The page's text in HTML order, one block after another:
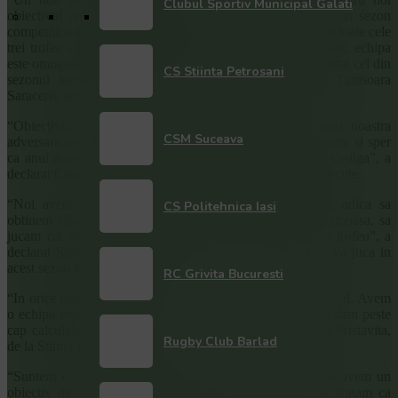
Clubul Sportiv Municipal Galati
CS Stiinta Petrosani
CSM Suceava
CS Politehnica Iasi
RC Grivita Bucuresti
Rugby Club Barlad
obiectivul ramane insa acelasi, cucerirea trofeului. Va fi un sezon
competitional interesant pentru ca ne propunem sa pastram toate cele
trei trofee castigate sezonul trecut. Avem cinci achizitii noi, echipa
este omogena si cred ca vom avea un joc chiar mai bun decat cel din
sezonul trecut”, a declarat Stelian Burcea, capitanul Timisoara
Saracens, echipa care detine trofeul.
adversara este Timisoara. Avem experienta unei finale jucate si sper
“Noi avem o echipa tanara, plecam cu ganduri mari, adica sa
jucam cat mai bine cu echipele care se vor bate pentru trofeu”, a
declarat Stefan Drusca, de la Politehnica Iasi, echipa ce va juca in
“In orice competitie obiectivul nostru este sa castigam trofeul. Avem
o echipa experimentata si sper ca facem meciuri bune, sa dam peste